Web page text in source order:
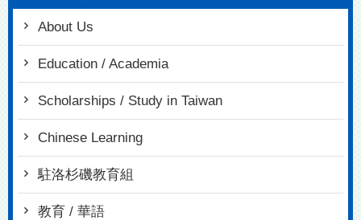
About Us
Education / Academia
Scholarships / Study in Taiwan
Chinese Learning
駐洛杉磯教育組
教育 / 華語